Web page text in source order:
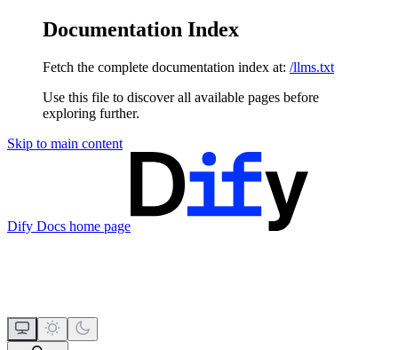
Documentation Index
Fetch the complete documentation index at: /llms.txt
Use this file to discover all available pages before
exploring further.
Skip to main content
Dify Docs home page